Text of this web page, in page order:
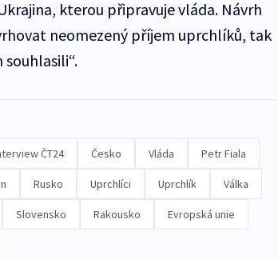
kterou připravuje vláda. Návrh
neomezený příjem uprchlíků, tak
ČT24 Česko Vláda Petr Fiala
Rusko Uprchlíci Uprchlík Válka
Slovensko Rakousko Evropská unie